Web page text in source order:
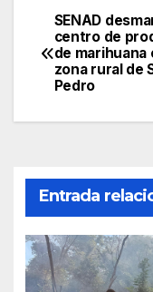
de
SENAD
centro de
de marihuana
zona rural de
Pedro
Entrada